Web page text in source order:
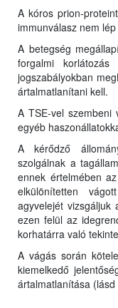
A kóros prion-
immunválasz nem
A betegség
forgalmi
jogszabályokban
ártalmatlanítani kell.
A TSE-vel szembeni
egyéb
A kérődző
szolgálnak a
ennek értelmében
elkülönítetten
agyvelejét vizsgáljuk
ezen felül az
korhatárra való
A vágás során
kiemelkedő
ártalmatlanítása (lásd